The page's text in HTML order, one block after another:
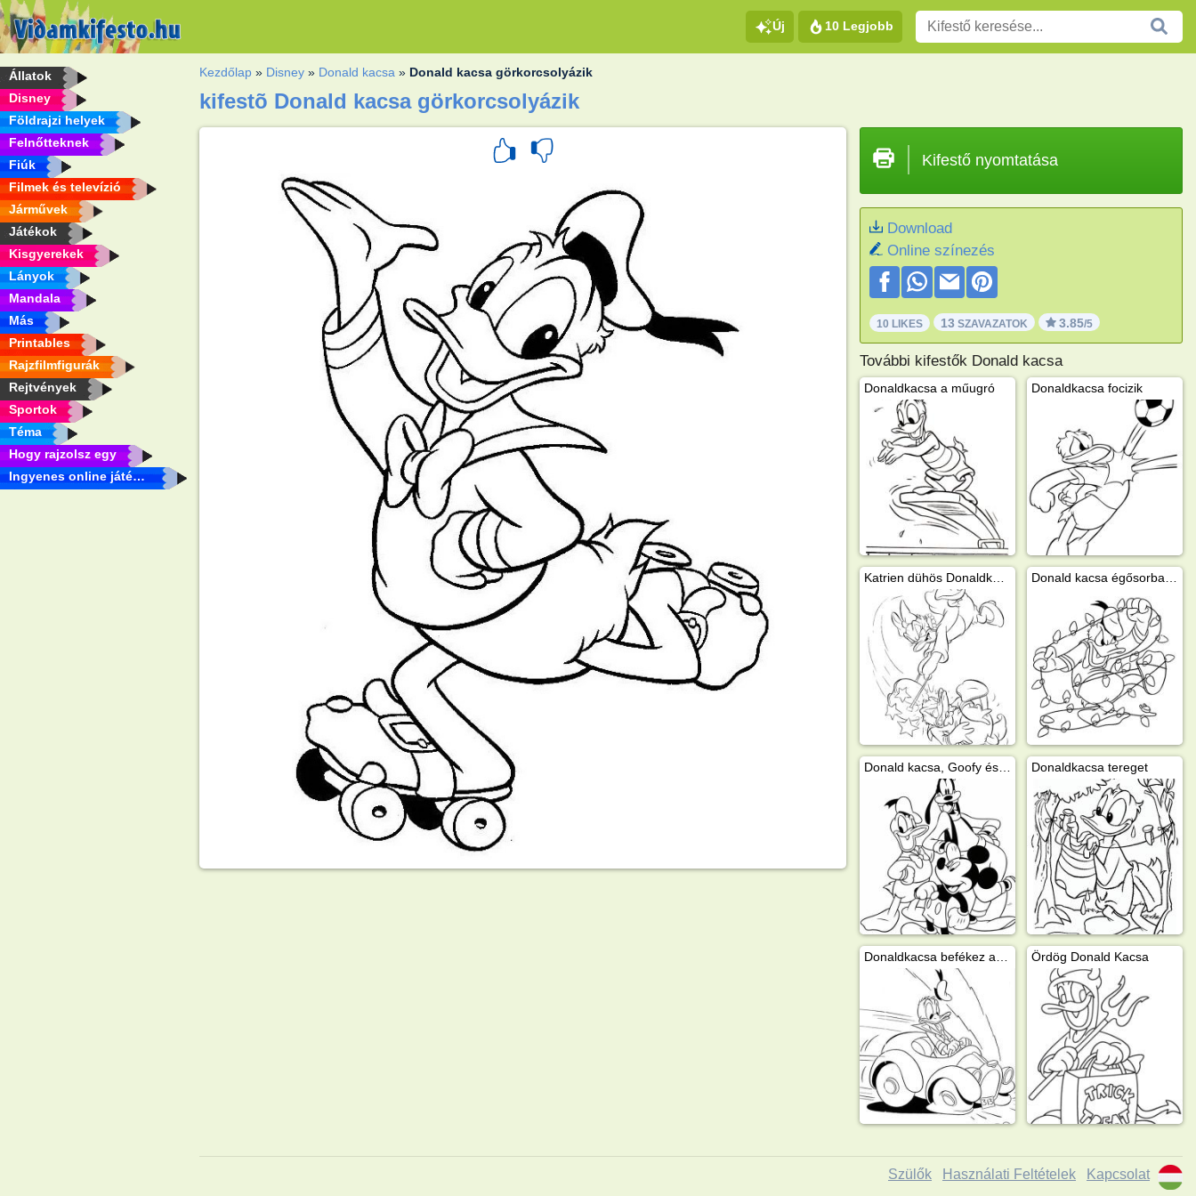
Új 10 Legjobb
Állatok
Disney
Földrajzi helyek
Felnőtteknek
Fiúk
Filmek és televízió
Járművek
Játékok
Kisgyerekek
Lányok
Mandala
Más
Printables
Rajzfilmfigurák
Rejtvények
Sportok
Téma
Hogy rajzolsz egy
Ingyenes online játékok
Kezdőlap » Disney » Donald kacsa » Donald kacsa görkorcsolyázik
kifestõ Donald kacsa görkorcsolyázik
Kifestő nyomtatása
Download
Online színezés
10 LIKES 13 SZAVAZATOK 3.85/5
További kifestők Donald kacsa
Donaldkacsa a műugró Donaldkacsa focizik
Katrien dühös Donaldkacsára
Donald kacsa, Goofy és Mikiegér Donaldkacsa tereget
Ördög Donald Kacsa
Szülők Használati Feltételek Kapcsolat